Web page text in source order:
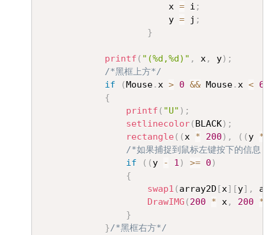
						x
= i ;
						y
= j ;
}
printf ( "(%d,%d)" , x, y) ;
/*黑框上方*/
if
( Mouse.x > 0 && Mouse.x <
{
printf ( "U" ) ;
setlinecolor( BLACK) ;
rectangle( (x * 200 ) , ( ( y *
/*如果捕捉到鼠标左键按下的信
if
( ( y - 1 ) >= 0 )
{
swap1 ( array2D [x] [y] ,
DrawIMG ( 200 * x, 200 *
}
}/*黑框右方*/